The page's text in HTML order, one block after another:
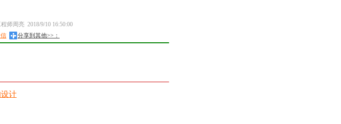
师周亮 2018/9/10 16:50:00
分享到其他>>：
计